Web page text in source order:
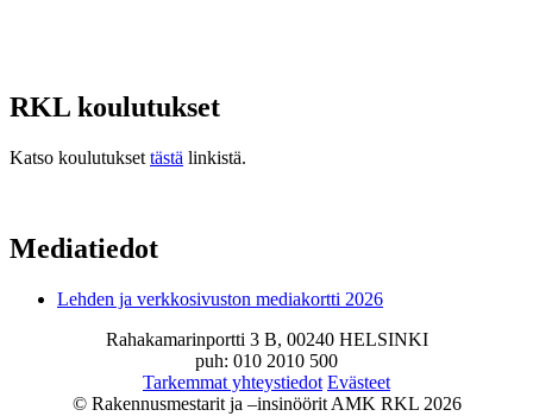
RKL koulutukset
Katso koulutukset tästä linkistä.
Mediatiedot
Lehden ja verkkosivuston mediakortti 2026
Rahakamarinportti 3 B, 00240 HELSINKI
puh: 010 2010 500
Tarkemmat yhteystiedot Evästeet
© Rakennusmestarit ja –insinöörit AMK RKL 2026